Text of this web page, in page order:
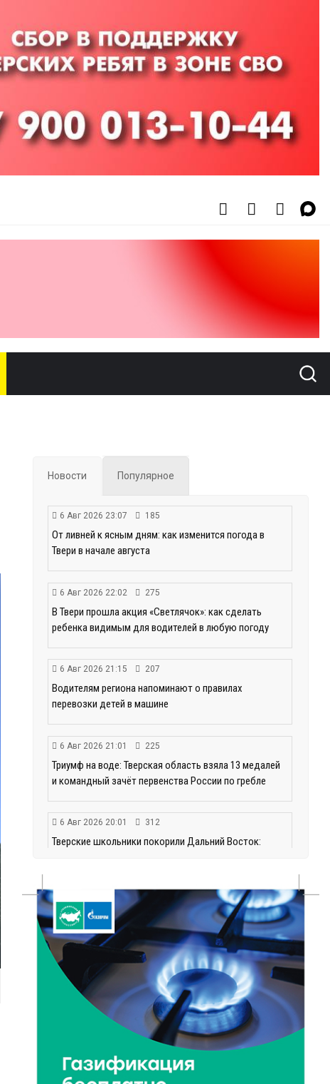
Новости Популярное
6 Авг 2026 23:07 185
От ливней к ясным дням: как изменится погода в
Твери в начале августа
6 Авг 2026 22:02 275
В Твери прошла акция «Светлячок»: как сделать
ребенка видимым для водителей в любую погоду
6 Авг 2026 21:15 207
Водителям региона напоминают о правилах
перевозки детей в машине
6 Авг 2026 21:01 225
Триумф на воде: Тверская область взяла 13 медалей
и командный зачёт первенства России по гребле
6 Авг 2026 20:01 312
Тверские школьники покорили Дальний Восток:
287
Забота о пациентах и врачах: в ГКБ №7 стало ещё
комфортнее
6 Авг 2026 18:18 254
Большие деньги для большой модернизации
тверских заводов
«Дух больших побед»: глава спорткомитета оценил